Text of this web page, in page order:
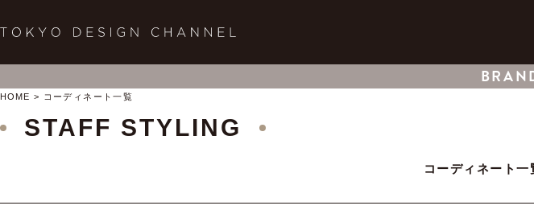
HOME コーディネート一覧
STAFF STYLING
コーディネート一